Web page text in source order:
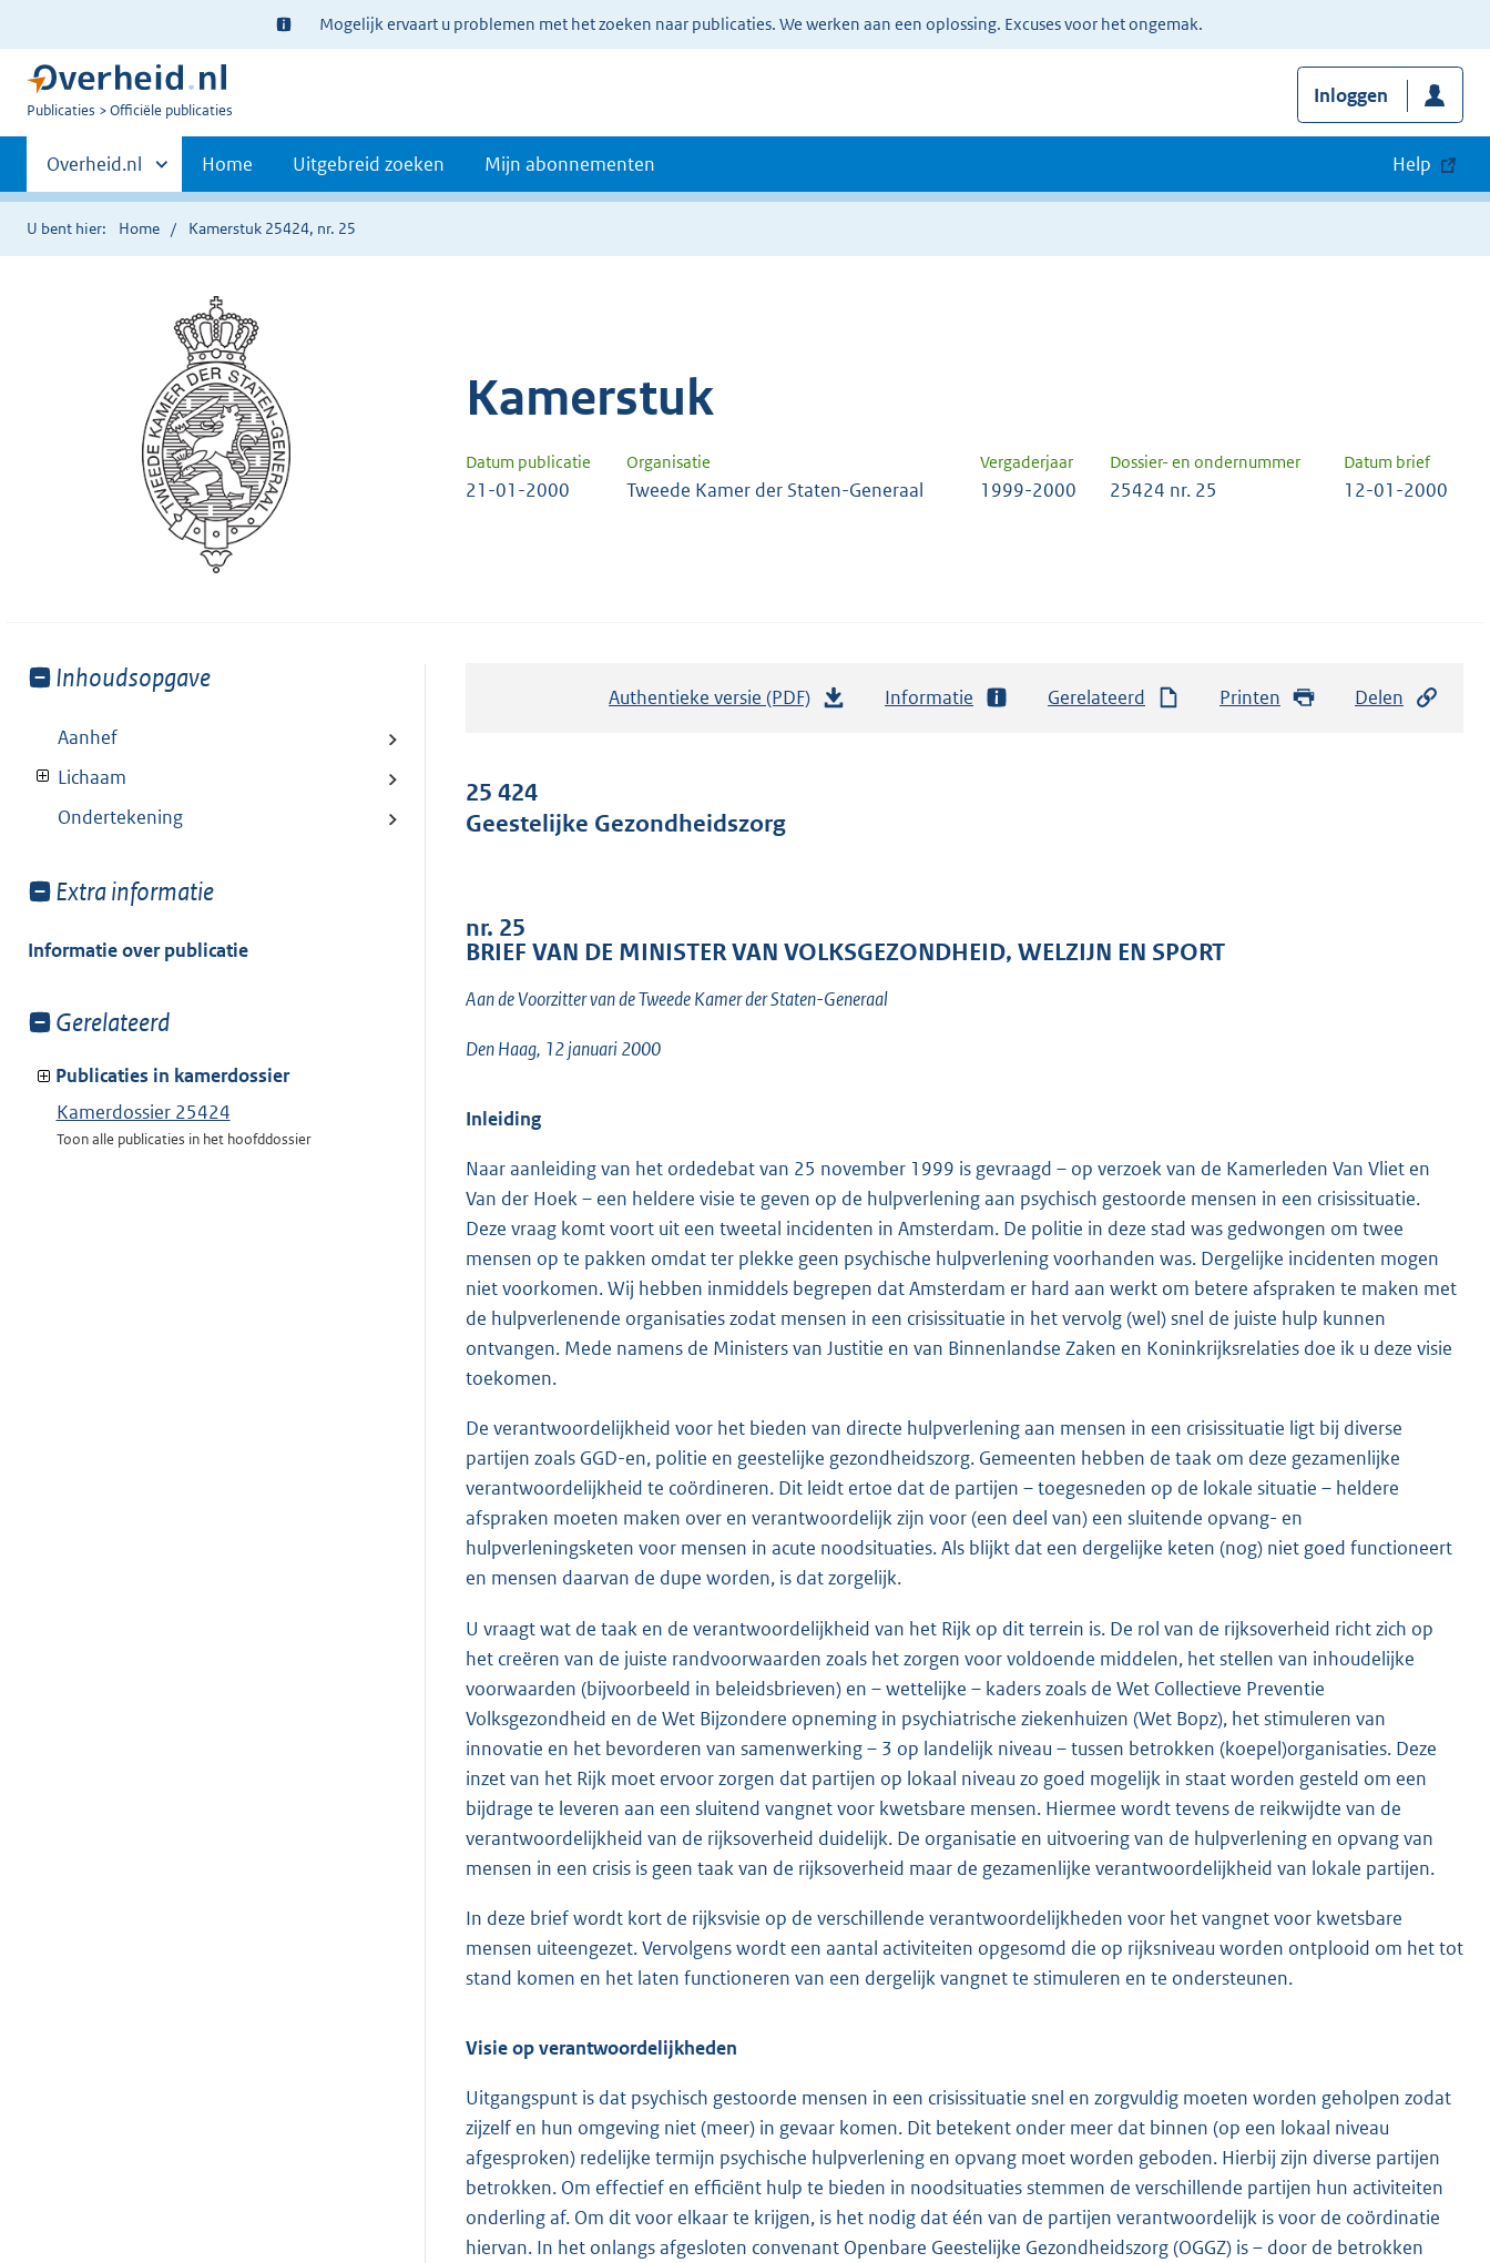
Ter
informatie:
Mogelijk ervaart u problemen met het zoeken naar publicaties. We werken aan een oplossing. Excuses voor het ongemak.
U
Publicaties Officiële publicaties
Inloggen
Primaire
navigatie
Andere
sites
binnen
Overheid.nl Home Uitgebreid zoeken Mijn abonnementen Help
U bent hier: Home Kamerstuk 25424, nr. 25
Kamerstuk
Datum publicatie Organisatie Vergaderjaar Dossier- en ondernummer Datum brief
21-01-2000 Tweede Kamer der Staten-Generaal 1999-2000 25424 nr. 25 12-01-2000
Toon
van:
Inhoudsopgave
Aanhef
Lichaam
Ondertekening
Toon
van:
Extra informatie
Informatie over publicatie
Toon
van:
Gerelateerd
Publicaties in kamerdossier
Kamerdossier 25424
Toon alle publicaties in het hoofddossier
Authentieke versie (PDF)
r
o
2
2
K
b
Informatie Gerelateerd Printen Delen
25 424
Geestelijke Gezondheidszorg
nr. 25
BRIEF VAN DE MINISTER VAN VOLKSGEZONDHEID, WELZIJN EN SPORT
Aan de Voorzitter van de Tweede Kamer der Staten-Generaal
Den Haag, 12 januari 2000
Inleiding
Naar aanleiding van het ordedebat van 25 november 1999 is gevraagd – op verzoek van de Kamerleden Van Vliet en
Van der Hoek – een heldere visie te geven op de hulpverlening aan psychisch gestoorde mensen in een crisissituatie.
Deze vraag komt voort uit een tweetal incidenten in Amsterdam. De politie in deze stad was gedwongen om twee
mensen op te pakken omdat ter plekke geen psychische hulpverlening voorhanden was. Dergelijke incidenten mogen
niet voorkomen. Wij hebben inmiddels begrepen dat Amsterdam er hard aan werkt om betere afspraken te maken met
de hulpverlenende organisaties zodat mensen in een crisissituatie in het vervolg (wel) snel de juiste hulp kunnen
ontvangen. Mede namens de Ministers van Justitie en van Binnenlandse Zaken en Koninkrijksrelaties doe ik u deze visie
toekomen.
De verantwoordelijkheid voor het bieden van directe hulpverlening aan mensen in een crisissituatie ligt bij diverse
partijen zoals GGD-en, politie en geestelijke gezondheidszorg. Gemeenten hebben de taak om deze gezamenlijke
verantwoordelijkheid te coördineren. Dit leidt ertoe dat de partijen – toegesneden op de lokale situatie – heldere
afspraken moeten maken over en verantwoordelijk zijn voor (een deel van) een sluitende opvang- en
hulpverleningsketen voor mensen in acute noodsituaties. Als blijkt dat een dergelijke keten (nog) niet goed functioneert
en mensen daarvan de dupe worden, is dat zorgelijk.
U vraagt wat de taak en de verantwoordelijkheid van het Rijk op dit terrein is. De rol van de rijksoverheid richt zich op
het creëren van de juiste randvoorwaarden zoals het zorgen voor voldoende middelen, het stellen van inhoudelijke
voorwaarden (bijvoorbeeld in beleidsbrieven) en – wettelijke – kaders zoals de Wet Collectieve Preventie
Volksgezondheid en de Wet Bijzondere opneming in psychiatrische ziekenhuizen (Wet Bopz), het stimuleren van
innovatie en het bevorderen van samenwerking – 3 op landelijk niveau – tussen betrokken (koepel)organisaties. Deze
inzet van het Rijk moet ervoor zorgen dat partijen op lokaal niveau zo goed mogelijk in staat worden gesteld om een
bijdrage te leveren aan een sluitend vangnet voor kwetsbare mensen. Hiermee wordt tevens de reikwijdte van de
verantwoordelijkheid van de rijksoverheid duidelijk. De organisatie en uitvoering van de hulpverlening en opvang van
mensen in een crisis is geen taak van de rijksoverheid maar de gezamenlijke verantwoordelijkheid van lokale partijen.
In deze brief wordt kort de rijksvisie op de verschillende verantwoordelijkheden voor het vangnet voor kwetsbare
mensen uiteengezet. Vervolgens wordt een aantal activiteiten opgesomd die op rijksniveau worden ontplooid om het tot
stand komen en het laten functioneren van een dergelijk vangnet te stimuleren en te ondersteunen.
Visie op verantwoordelijkheden
Uitgangspunt is dat psychisch gestoorde mensen in een crisissituatie snel en zorgvuldig moeten worden geholpen zodat
zijzelf en hun omgeving niet (meer) in gevaar komen. Dit betekent onder meer dat binnen (op een lokaal niveau
afgesproken) redelijke termijn psychische hulpverlening en opvang moet worden geboden. Hierbij zijn diverse partijen
betrokken. Om effectief en efficiënt hulp te bieden in noodsituaties stemmen de verschillende partijen hun activiteiten
onderling af. Om dit voor elkaar te krijgen, is het nodig dat één van de partijen verantwoordelijk is voor de coördinatie
hiervan. In het onlangs afgesloten convenant Openbare Geestelijke Gezondheidszorg (OGGZ) is – door de betrokken